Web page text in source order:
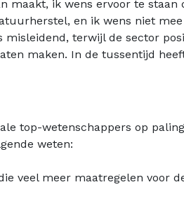
ik wens ervoor te staan
en ik wens niet
terwijl de sector
maken. In de tussentijd
top-wetenschappers op
weten:
veel meer maatregelen voor